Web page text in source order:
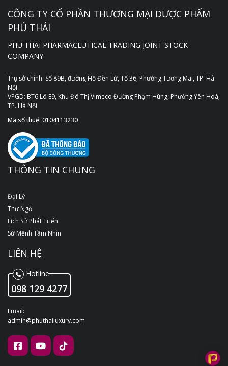
CÔNG TY CỔ PHẦN THƯƠNG MẠI DƯỢC PHẨM
PHÚ THÁI
PHU THAI PHARMACEUTICAL TRADING JOINT STOCK
COMPANY
Trụ sở chính: Số 89B, đường Hồ Đền Lừ, Tổ 36, Phường Tương Mai, TP. Hà
Nội
VPGD: BT6 Lô E9, Khu Đô Thị Vimeco Đường Phạm Hùng, Phường Yên Hoà,
TP. Hà Nội
Mã số thuế: 0104113230
THÔNG TIN CHUNG
Đại Lý
Thư Ngỏ
Lịch Sử Phát Triển
Sứ Mệnh Tầm Nhìn
LIÊN HỆ
Hotline
098 129 4277
Email:
admin@phuthailuxury.com